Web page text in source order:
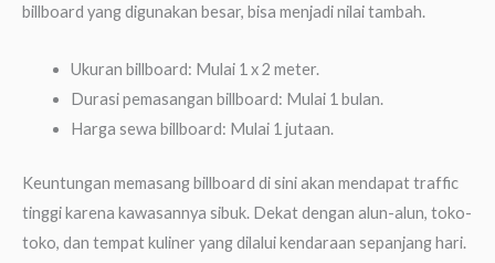
billboard yang digunakan besar, bisa menjadi nilai tambah.
Ukuran billboard: Mulai 1 x 2 meter.
Durasi pemasangan billboard: Mulai 1 bulan.
Harga sewa billboard: Mulai 1 jutaan.
Keuntungan memasang billboard di sini akan mendapat traffic
tinggi karena kawasannya sibuk. Dekat dengan alun-alun, toko-
toko, dan tempat kuliner yang dilalui kendaraan sepanjang hari.